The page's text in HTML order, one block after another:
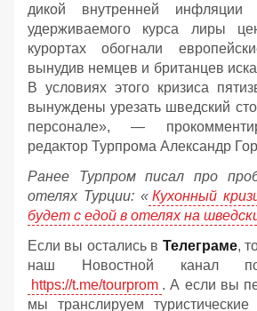
дикой внутренней инфляции
удерживаемого курса лиры
курортах обогнали
вынудив немцев и британцев
В условиях этого кризиса
вынуждены урезать шведский
персонале», —
редактор Турпрома Александр
Ранее Турпром писал про
отелях Турции: « Кухонный
будет с едой в отелях на
Если вы остались в Телеграме,
наш Новостной канал
https://t.me/tourprom . А если вы
мы транслируем